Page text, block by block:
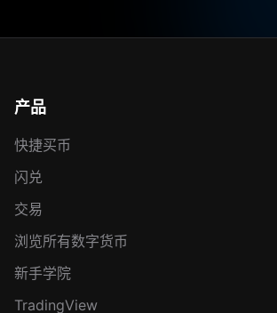
产品
快捷买币
闪兑
交易
浏览所有数字货币
新手学院
TradingView